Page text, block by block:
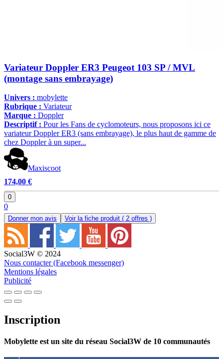
Variateur Doppler ER3 Peugeot 103 SP / MVL
(montage sans embrayage)
Univers : mobylette
Rubrique : Variateur
Marque : Doppler
Descriptif : Pour les Fans de cyclomoteurs, nous proposons ici ce
variateur Doppler ER3 (sans embrayage), le plus haut de gamme de
chez Doppler à un super...
Maxiscoot
174,00 €
0
0
Donner mon avis Voir la fiche produit ( 2 offres )
Social3W © 2024
Nous contacter (Facebook messenger)
Mentions légales
Publicité
Inscription
Mobylette est un site du réseau Social3W de 10 communautés